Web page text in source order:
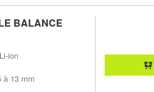
BALANCE
ion
à 13 mm